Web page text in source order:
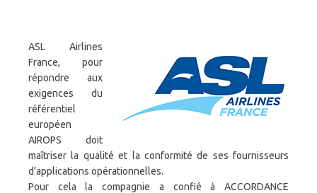
ASL Airlines
France, pour
répondre aux
exigences du
référentiel
européen
AIROPS doit
maîtriser la qualité et la conformité de ses fournisseurs
d’applications opérationnelles.
Pour cela la compagnie a confié à ACCORDANCE